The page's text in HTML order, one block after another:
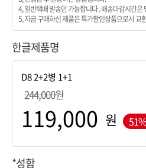
4, 일반택배 발송만 가능합니다 . 배송마감시간은
5, 지금 구매하신 제품은 특가할인상품으로서 교
한글제품명
244,000원
원 51%
*성함